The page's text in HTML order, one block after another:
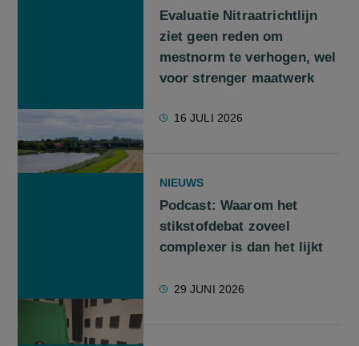
Evaluatie Nitraatrichtlijn
ziet geen reden om
mestnorm te verhogen, wel
voor strenger maatwerk
16 JULI 2026
NIEUWS
Podcast: Waarom het
stikstofdebat zoveel
complexer is dan het lijkt
29 JUNI 2026